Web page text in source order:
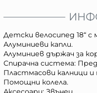
Детски велосипед 18“ с
Алуминиеви капли.
Алуминиев държач за
Спирачна система:
Пластмасови калници
Помощни колела.